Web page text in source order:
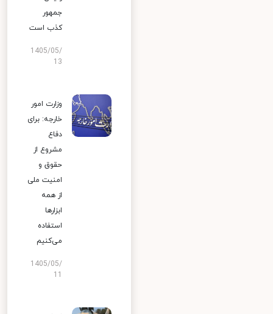
جمهور
کذب است
1405/05/
13
وزارت امور
خارجه: برای
دفاع
مشروع از
حقوق و
امنیت ملی
از همه
ابزارها
استفاده
می‌کنیم
1405/05/